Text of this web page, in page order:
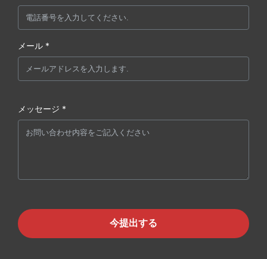
メール *
メッセージ *
今提出する